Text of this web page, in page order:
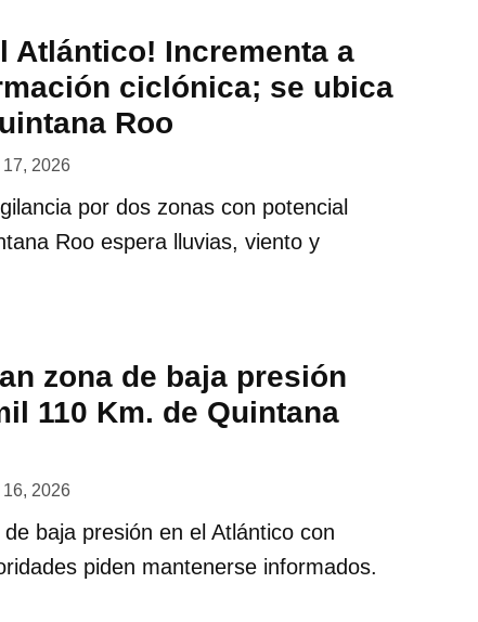
Atlántico! Incrementa a
ciclónica; se ubica
Roo
2026
por dos zonas con potencial
Roo espera lluvias, viento y
zona de baja presión
110 Km. de Quintana
2026
baja presión en el Atlántico con
piden mantenerse informados.